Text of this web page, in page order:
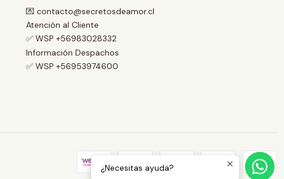
💌 contacto@secretosdeamor.cl
Atención al Cliente
✅ WSP +56983028332
Información Despachos
✅ WSP +56953974600
¿Necesitas ayuda?